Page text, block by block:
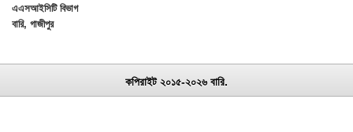
এএসআইসিটি বিভাগ
বারি, গাজীপুর
কপিরাইট ২০১৫-২০২৬ বারি.